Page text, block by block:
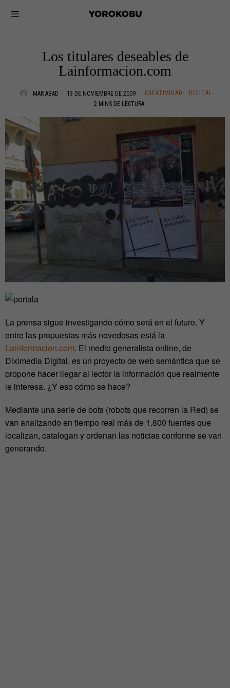
Los titulares deseables de
Lainformacion.com
MAR ABAD 13 DE NOVIEMBRE DE 2009 CREATIVIDAD · DIGITAL
2 MINS DE LECTURA
La prensa sigue investigando cómo será en el futuro. Y
entre las propuestas más novedosas está la
Lainformacion.com. El medio generalista online, de
Diximedia Digital, es un proyecto de web semántica que se
propone hacer llegar al lector la información que realmente
le interesa. ¿Y eso cómo se hace?
Mediante una serie de bots (robots que recorren la Red) se
van analizando en tiempo real más de 1.800 fuentes que
localizan, catalogan y ordenan las noticias conforme se van
generando.